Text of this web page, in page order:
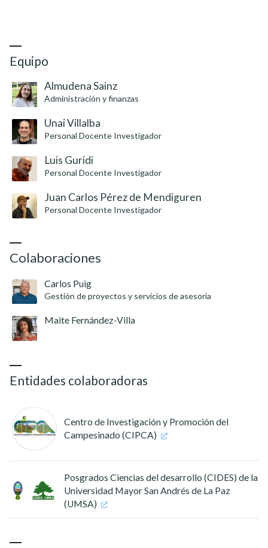
Equipo
Almudena Sainz
Administración y finanzas
Unai Villalba
Personal Docente Investigador
Luis Guridi
Personal Docente Investigador
Juan Carlos Pérez de Mendiguren
Personal Docente Investigador
Colaboraciones
Carlos Puig
Gestión de proyectos y servicios de asesoría
Maite Fernández-Villa
Entidades colaboradoras
Centro de Investigación y Promoción del
Campesinado (CIPCA)
Posgrados Ciencias del desarrollo (CIDES) de la
Universidad Mayor San Andrés de La Paz
(UMSA)